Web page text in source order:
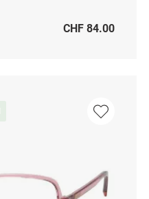
CHF 84.00